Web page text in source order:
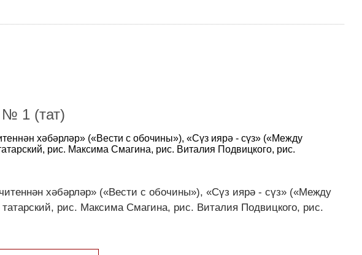
1 (тат)
хәбәрләр» («Вести с обочины»), «Сүз иярә - сүз» («Между
рис. Максима Смагина, рис. Виталия Подвицкого, рис.
хәбәрләр» («Вести с обочины»), «Сүз иярә - сүз» («Между
рис. Максима Смагина, рис. Виталия Подвицкого, рис.